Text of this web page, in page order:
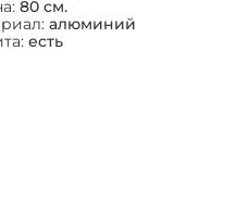
80 см.
алюминий
есть